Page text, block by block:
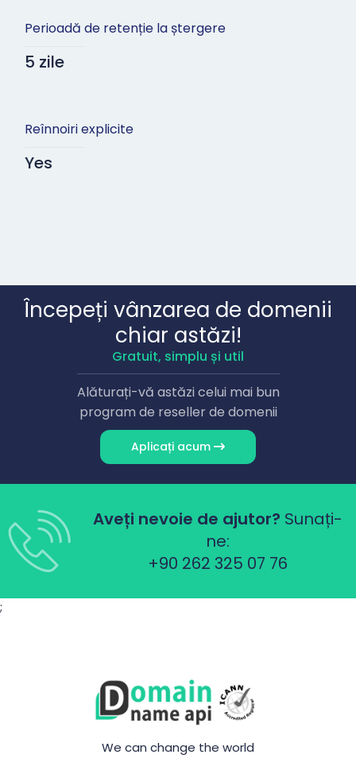
Perioadă de retenție la ștergere
5 zile
Reînnoiri explicite
Yes
Începeți vânzarea de domenii
chiar astăzi!
Gratuit, simplu și util
Alăturați-vă astăzi celui mai bun
program de reseller de domenii
Aplicați acum
Aveți nevoie de ajutor? Sunați-
ne:
+90 262 325 07 76
;
We can change the world